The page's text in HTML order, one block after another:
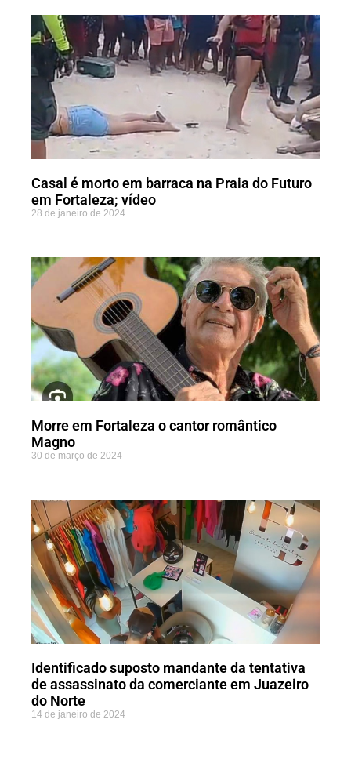
Casal é morto em barraca na Praia do Futuro
em Fortaleza; vídeo
28 de janeiro de 2024
Morre em Fortaleza o cantor romântico
Magno
30 de março de 2024
Identificado suposto mandante da tentativa
de assassinato da comerciante em Juazeiro
do Norte
14 de janeiro de 2024